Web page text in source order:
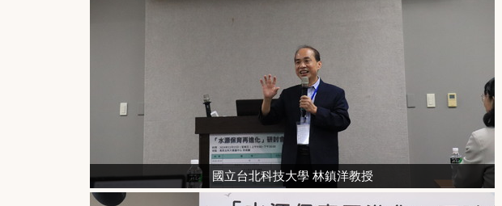
國立台北科技大學 林鎮洋教授